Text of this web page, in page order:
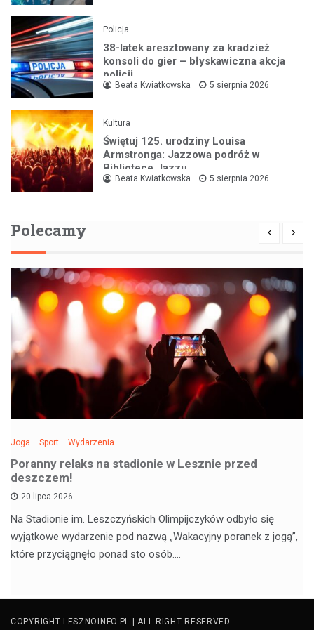
Policja
38-latek aresztowany za kradzież
konsoli do gier – błyskawiczna akcja
policji
Beata Kwiatkowska 5 sierpnia 2026
Kultura
Świętuj 125. urodziny Louisa
Armstronga: Jazzowa podróż w
Bibliotece Jazzu
Beata Kwiatkowska 5 sierpnia 2026
Polecamy
Joga Sport Wydarzenia
Poranny relaks na stadionie w Lesznie przed
deszczem!
20 lipca 2026
Na Stadionie im. Leszczyńskich Olimpijczyków odbyło się
wyjątkowe wydarzenie pod nazwą „Wakacyjny poranek z jogą”,
które przyciągnęło ponad sto osób.…
COPYRIGHT LESZNOINFO.PL | ALL RIGHT RESERVED